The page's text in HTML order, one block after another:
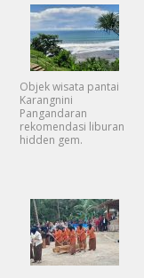
Objek wisata pantai
Karangnini
Pangandaran
rekomendasi liburan
hidden gem.